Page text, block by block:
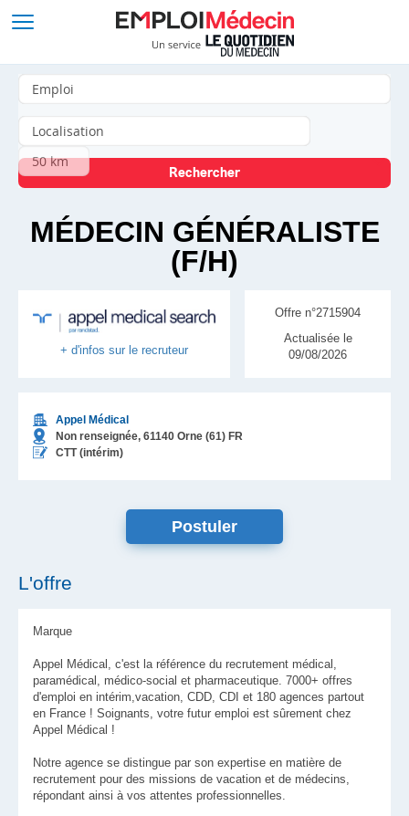
MÉDECIN GÉNÉRALISTE
(F/H)
+ d'infos sur le recruteur
Appel Médical
Non renseignée, 61140 Orne (61) FR
CTT (intérim)
Offre n°2715904
Actualisée le
09/08/2026
L'offre
Marque
Appel Médical, c'est la référence du recrutement médical,
paramédical, médico-social et pharmaceutique. 7000+ offres
d'emploi en intérim,vacation, CDD, CDI et 180 agences partout
en France ! Soignants, votre futur emploi est sûrement chez
Appel Médical !
Notre agence se distingue par son expertise en matière de
recrutement pour des missions de vacation et de médecins,
répondant ainsi à vos attentes professionnelles.